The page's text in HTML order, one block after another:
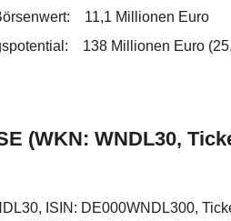
11,1 Millionen Euro
138 Millionen Euro
(WKN: WNDL30,
ISIN: DE000WNDL300,